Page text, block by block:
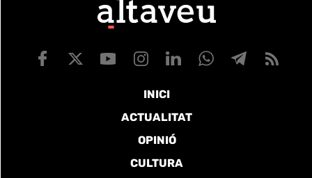
INICI
ACTUALITAT
OPINIÓ
CULTURA